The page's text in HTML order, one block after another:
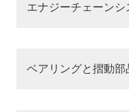
エナジーチェーンシ
ベアリングと摺動部